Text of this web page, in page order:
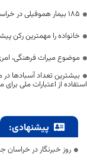
۱۸۵ بیمار هموفیلی در خراسان جنوبی تحت پوشش خدمات بیمه سلامت قرار دارند
خانواده را مهمترین رکن
موضوع میراث فرهنگی،
بیشترین تعداد آسبادها
استفاده از اعتبارات ملی
پیشنهادی:
روز خبرنگار در خراسان